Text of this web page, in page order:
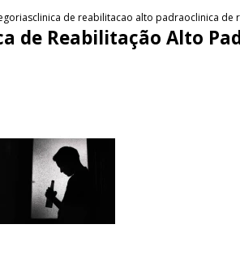
clinica de reabilitacao alto padraoclinica de
de Reabilitação Alto